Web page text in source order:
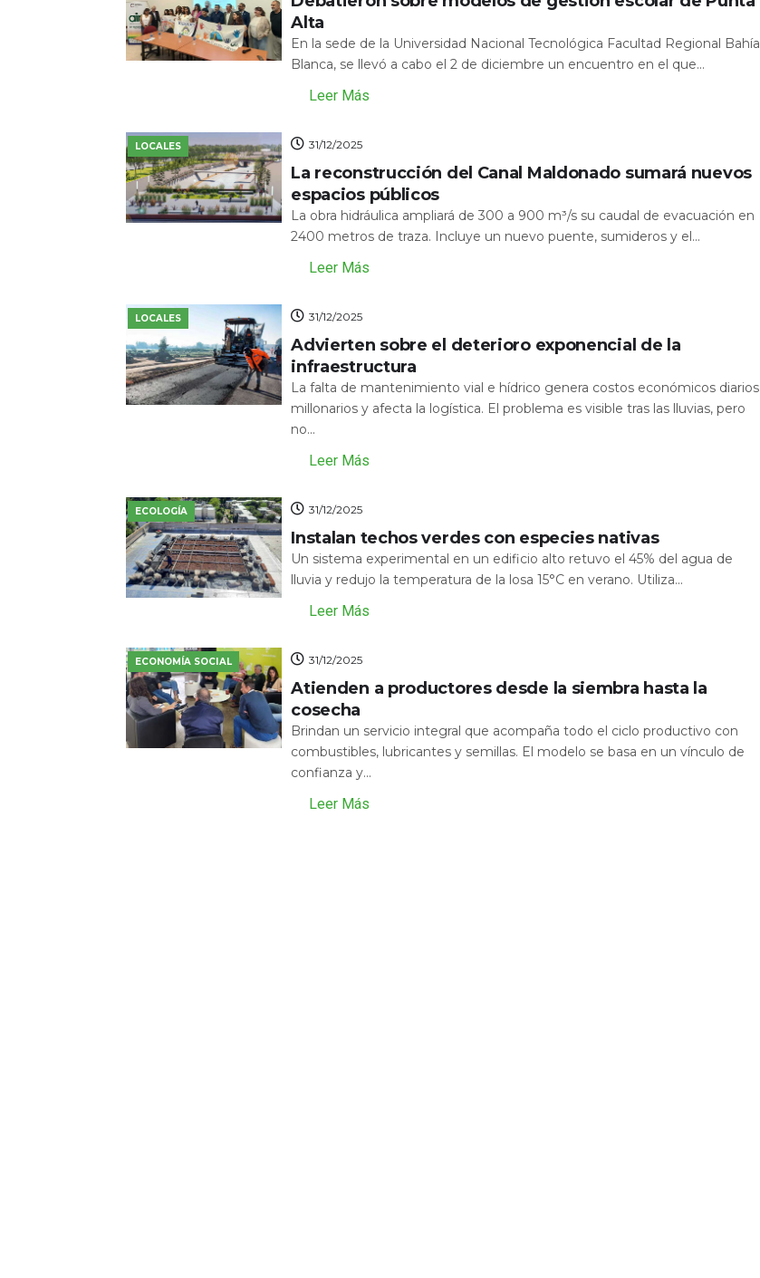
Alta
En la sede de la Universidad Nacional Tecnológica Facultad Regional Bahía
Blanca, se llevó a cabo el 2 de diciembre un encuentro en el que...
Leer Más
LOCALES 31/12/2025
La reconstrucción del Canal Maldonado sumará nuevos
espacios públicos
La obra hidráulica ampliará de 300 a 900 m³/s su caudal de evacuación en
2400 metros de traza. Incluye un nuevo puente, sumideros y el...
Leer Más
LOCALES 31/12/2025
Advierten sobre el deterioro exponencial de la
infraestructura
La falta de mantenimiento vial e hídrico genera costos económicos diarios
millonarios y afecta la logística. El problema es visible tras las lluvias, pero
no...
Leer Más
ECOLOGÍA 31/12/2025
Instalan techos verdes con especies nativas
Un sistema experimental en un edificio alto retuvo el 45% del agua de
lluvia y redujo la temperatura de la losa 15°C en verano. Utiliza...
Leer Más
ECONOMÍA SOCIAL 31/12/2025
Atienden a productores desde la siembra hasta la
cosecha
Brindan un servicio integral que acompaña todo el ciclo productivo con
combustibles, lubricantes y semillas. El modelo se basa en un vínculo de
confianza y...
Leer Más